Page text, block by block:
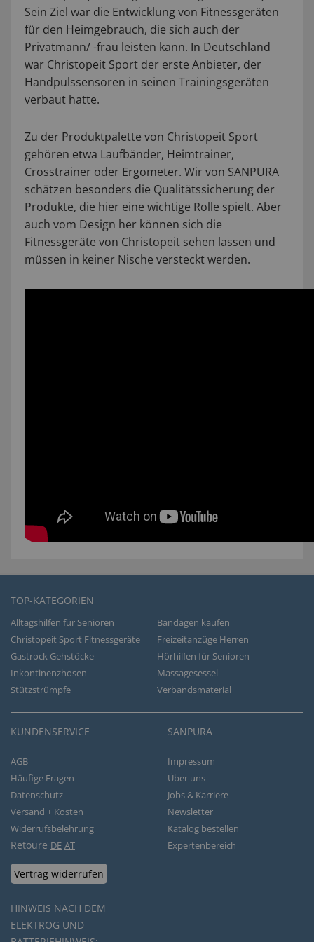
Sein Ziel war die Entwicklung von Fitnessgeräten
für den Heimgebrauch, die sich auch der
Privatmann/ -frau leisten kann. In Deutschland
war Christopeit Sport der erste Anbieter, der
Handpulssensoren in seinen Trainingsgeräten
verbaut hatte.
Zu der Produktpalette von Christopeit Sport
gehören etwa Laufbänder, Heimtrainer,
Crosstrainer oder Ergometer. Wir von SANPURA
schätzen besonders die Qualitätssicherung der
Produkte, die hier eine wichtige Rolle spielt. Aber
auch vom Design her können sich die
Fitnessgeräte von Christopeit sehen lassen und
müssen in keiner Nische versteckt werden.
TOP-KATEGORIEN
Alltagshilfen für Senioren
Bandagen kaufen
Christopeit Sport Fitnessgeräte
Freizeitanzüge Herren
Gastrock Gehstöcke
Hörhilfen für Senioren
Inkontinenzhosen
Massagesessel
Stützstrümpfe
Verbandsmaterial
KUNDENSERVICE
AGB
Häufige Fragen
Datenschutz
Versand + Kosten
Widerrufsbelehrung
Retoure DE AT
Vertrag widerrufen
HINWEIS NACH DEM
ELEKTROG UND
SANPURA
Impressum
Über uns
Jobs & Karriere
Newsletter
Katalog bestellen
Expertenbereich